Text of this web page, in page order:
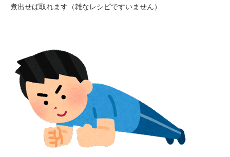
煮出せば取れます（雑なレシピですいません）